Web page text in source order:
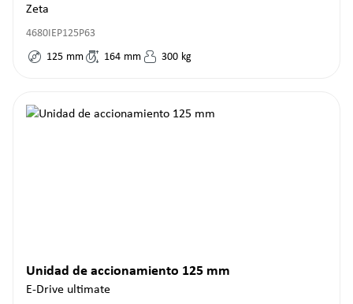
Zeta
4680IEP125P63
125 mm 164 mm 300 kg
Unidad de accionamiento 125 mm
E-Drive ultimate